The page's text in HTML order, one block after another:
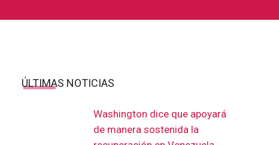
ÚLTIMAS NOTICIAS
Washington dice que apoyará
de manera sostenida la